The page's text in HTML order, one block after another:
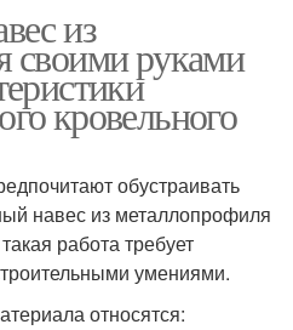
из
своими руками
кровельного
обустраивать
навес из металлопрофиля
работа требует
умениями.
относятся: